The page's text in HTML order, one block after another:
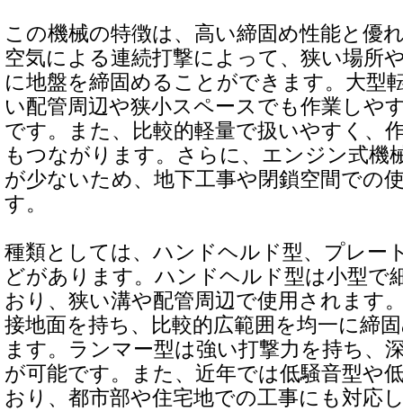
この機械の特徴は、高い締固め性能と優
空気による連続打撃によって、狭い場所
に地盤を締固めることができます。大型
い配管周辺や狭小スペースでも作業しや
です。また、比較的軽量で扱いやすく、
もつながります。さらに、エンジン式機
が少ないため、地下工事や閉鎖空間での
す。
種類としては、ハンドヘルド型、プレー
どがあります。ハンドヘルド型は小型で
おり、狭い溝や配管周辺で使用されます
接地面を持ち、比較的広範囲を均一に締
ます。ランマー型は強い打撃力を持ち、
が可能です。また、近年では低騒音型や
おり、都市部や住宅地での工事にも対応